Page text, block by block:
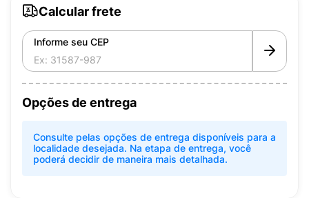
Calcular frete
Informe seu CEP
Opções de entrega
Consulte pelas opções de entrega disponíveis para a
localidade desejada. Na etapa de entrega, você
poderá decidir de maneira mais detalhada.